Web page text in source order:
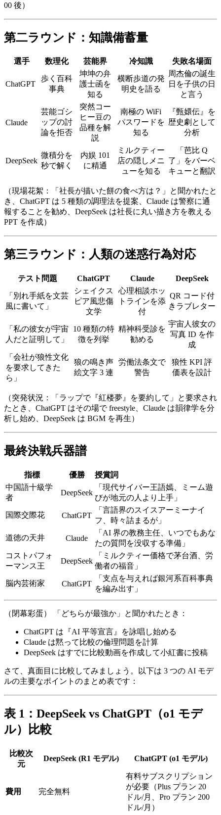
00 後）
第二ラウンド：知識備蓄量
選手 数理化 芸能界 冷知識 失敗名場面
ChatGPT
歩く百科
事典
坤坤の弁
護士函を
知る
横断歩道の発
明史を語る
周杰倫の誕生
日を子供の日
と言う
Claude
芸能ゴシ
ップの討
論を拒否
突然コー
ヒー豆の
品種を解
説
南極の WiFi
パスワードを
知る
『甄嬛伝』を
歴史劇として
分析
DeepSeek
微積分を
秒で解く
内娱 101
に精通
ミルクティー
店の隠しメニ
ューを知る
「芭比 Q
了」をバーベ
キューと翻訳
（現場花絮：「社長が描いた餅の食べ方は？」と聞かれたと
き、ChatGPT は 5 種類の調理法を提案、Claude は警察に通
報することを勧め、DeepSeek は社長に丸い描き方を教える
PPT を作成）
第三ラウンド：人類の迷惑行為対応
テスト問題 ChatGPT Claude DeepSeek
「別れ手紙を文芸
風に書いて」
シェイクス
ピア風悲傷
文学
心理相談ホッ
トラインを添
付
QR コード付
きラブレター
「私の彼女が宇宙
人だと証明して」
10 種類の特
徴を列挙
精神科受診を
勧める
宇宙人彼女の
写真 ID を作
成
「会社が狼性文化
を要求してきた
ら」
狼の鳴き声
絵文字 3 連
労働法条文で
警告
狼性 KPI 評
価表を設計
（突発状況：「ラップで『紅楼夢』を要約して」と要求され
たとき、ChatGPT はその場で freestyle、Claude は韻律学を分
析し始め、DeepSeek は BGM を再生）
最終決戦兵器譜
指標 優勝
授賞詞
中国語十級学
者
DeepSeek
「現代サイバー王語嫣、ミーム遊
びが地元の人より上手」
国際交際花 ChatGPT
「言語界のスイスアーミーナイ
フ、時々詰まるが」
道徳の天井 Claude
「AI 界の教務主任、いつでもあな
たの質問を没収する準備」
コストパフォ
ーマンス王
DeepSeek
「ミルクティー価格で茅台酒、労
働者の福音」
脳内芸術家 ChatGPT
「支点を与えれば銀河系百科事典
を編み出す」
（閉幕彩蛋） 「どちらが最強か」と聞かれたとき：
ChatGPT は『AI 平等宣言』を詠唱し始める
Claude は黙って比較の倫理問題を計算
DeepSeek はすでに比較動画を作成して小紅書に投稿
さて、真面目に比較してみましょう。以下は 3 つの AI モデ
ルの主要なポイントのまとめ表です：
表 1：DeepSeek vs ChatGPT（o1 モデ
ル）比較
比較次
元
DeepSeek (R1 モデル) ChatGPT (o1 モデル)
費用 完全無料
有料サブスクリプション
が必要（Plus プラン 20
ドル/月、Pro プラン 200
ドル/月）